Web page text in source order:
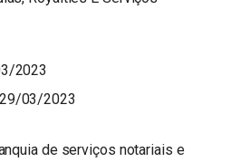
2023
29/03/2023
de serviços notariais e